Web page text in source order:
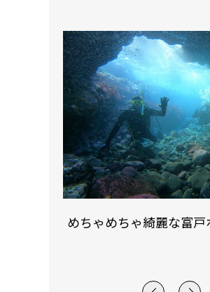
めちゃめちゃ綺麗な富戸